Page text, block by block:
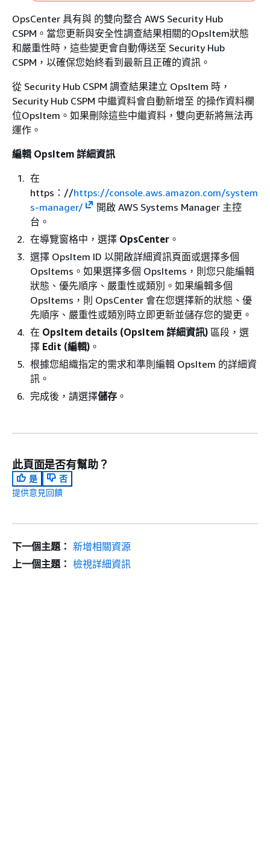
OpsCenter 具有與 的雙向整合 AWS Security Hub
CSPM。當您更新與安全性調查結果相關的OpsItem狀態
和嚴重性時，這些變更會自動傳送至 Security Hub
CSPM，以確保您始終看到最新且正確的資訊。
從 Security Hub CSPM 調查結果建立 OpsItem 時，
Security Hub CSPM 中繼資料會自動新增至 的操作資料欄
位OpsItem。如果刪除這些中繼資料，雙向更新將無法再
運作。
編輯 OpsItem 詳細資訊
在
https：//https://console.aws.amazon.com/system
s-manager/
開啟 AWS Systems Manager 主控
台。
在導覽窗格中，選擇 OpsCenter 。
選擇 OpsItem ID 以開啟詳細資訊頁面或選擇多個
OpsItems。如果選擇多個 OpsItems，則您只能編輯
狀態、優先順序、嚴重性或類別。如果編輯多個
OpsItems，則 OpsCenter 會在您選擇新的狀態、優
先順序、嚴重性或類別時立即更新並儲存您的變更。
在 OpsItem details (OpsItem 詳細資訊) 區段，選
擇 Edit (編輯) 。
根據您組織指定的需求和準則編輯 OpsItem 的詳細資
訊。
完成後，請選擇儲存 。
此頁面是否有幫助？
是
否
提供意見回饋
下一個主題： 新增相關資源
上一個主題： 檢視詳細資訊